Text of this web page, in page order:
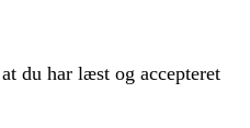
du har læst og accepteret